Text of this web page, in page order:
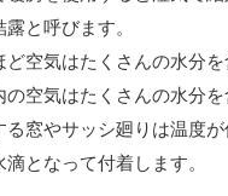
と呼びます。
ど空気はたくさんの水分
の空気はたくさんの水分
る窓やサッシ廻りは温度が
となって付着します。